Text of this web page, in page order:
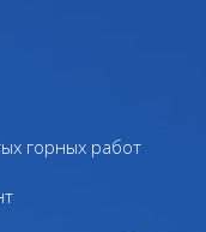
горных работ